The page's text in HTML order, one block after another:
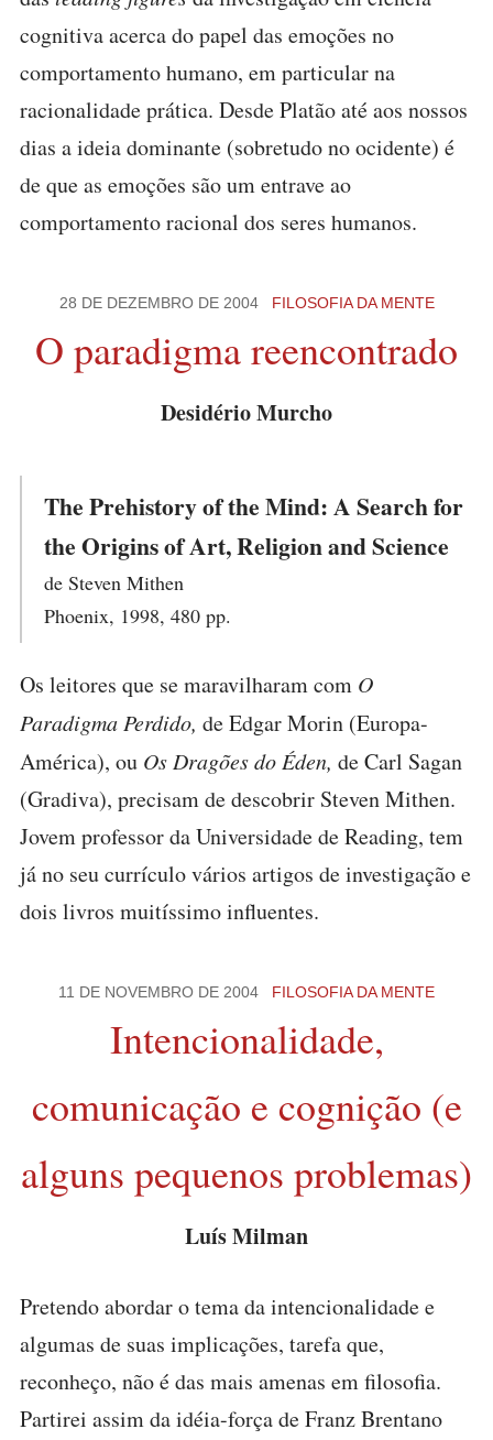
cognitiva acerca do papel das emoções no
comportamento humano, em particular na
racionalidade prática. Desde Platão até aos nossos
dias a ideia dominante (sobretudo no ocidente) é
de que as emoções são um entrave ao
comportamento racional dos seres humanos.
28 DE DEZEMBRO DE 2004 FILOSOFIA DA MENTE
O paradigma reencontrado
Desidério Murcho
The Prehistory of the Mind: A Search for
the Origins of Art, Religion and Science
de Steven Mithen
Phoenix, 1998, 480 pp.
Os leitores que se maravilharam com O
Paradigma Perdido, de Edgar Morin (Europa-
América), ou Os Dragões do Éden, de Carl Sagan
(Gradiva), precisam de descobrir Steven Mithen.
Jovem professor da Universidade de Reading, tem
já no seu currículo vários artigos de investigação e
dois livros muitíssimo influentes.
11 DE NOVEMBRO DE 2004 FILOSOFIA DA MENTE
Intencionalidade,
comunicação e cognição (e
alguns pequenos problemas)
Luís Milman
Pretendo abordar o tema da intencionalidade e
algumas de suas implicações, tarefa que,
reconheço, não é das mais amenas em filosofia.
Partirei assim da idéia-força de Franz Brentano